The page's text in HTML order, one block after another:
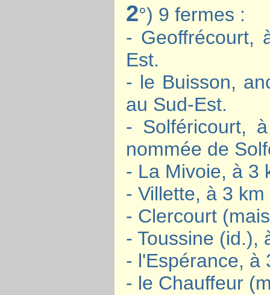
2°) 9 fermes :
- Geoffrécourt,
Est.
- le Buisson,
au Sud-Est.
- Solféricourt,
nommée de
- La Mivoie, à 3
- Villette, à 3
- Clercourt
- Toussine (id.),
- l'Espérance, à
- le Chauffeur